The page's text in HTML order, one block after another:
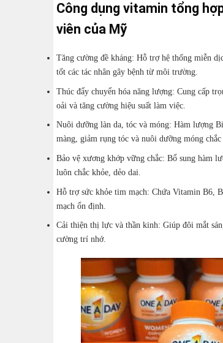
Công dụng vitamin tổng
viên của Mỹ
Tăng cường đề kháng: Hỗ trợ hệ thống miễn
tốt các tác nhân gây bệnh từ môi trường.
Thúc đẩy chuyển hóa năng lượng: Cung cấp
oải và tăng cường hiệu suất làm việc.
Nuôi dưỡng làn da, tóc và móng: Hàm lượng
màng, giảm rụng tóc và nuôi dưỡng móng chắc
Bảo vệ xương khớp vững chắc: Bổ sung hàm
luôn chắc khỏe, dẻo dai.
Hỗ trợ sức khỏe tim mạch: Chứa Vitamin B6,
mạch ổn định.
Cải thiện thị lực và thần kinh: Giúp đôi mắt
cường trí nhớ.